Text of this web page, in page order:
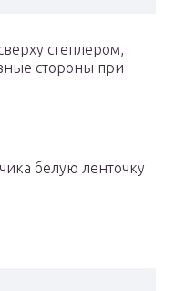
степлером,
стороны при
белую ленточку